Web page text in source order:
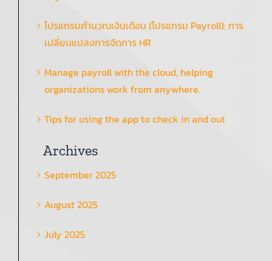
โปรแกรมคำนวณเงินเดือน (โปรแกรม Payroll): การ
เปลี่ยนแปลงการจัดการ HR
Manage payroll with the cloud, helping
organizations work from anywhere.
Tips for using the app to check in and out
Archives
September 2025
August 2025
July 2025